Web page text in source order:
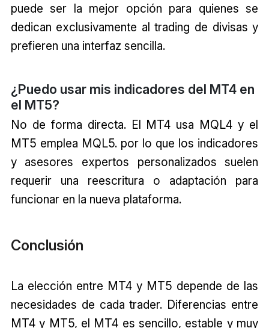
puede ser la mejor opción para quienes se
dedican exclusivamente al trading de divisas y
prefieren una interfaz sencilla.
¿Puedo usar mis indicadores del MT4 en
el MT5?
No de forma directa. El MT4 usa MQL4 y el
MT5 emplea MQL5. por lo que los indicadores
y asesores expertos personalizados suelen
requerir una reescritura o adaptación para
funcionar en la nueva plataforma.
Conclusión
La elección entre MT4 y MT5 depende de las
necesidades de cada trader. Diferencias entre
MT4 y MT5, el MT4 es sencillo, estable y muy